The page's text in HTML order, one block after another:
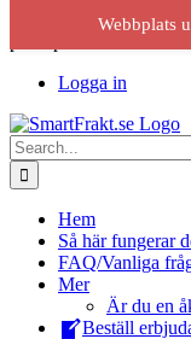
Erbjuder service
Logga in
Search
for:
Hem
Så här fungerar
FAQ/Vanliga
Mer
Är du en
Beställ
Webbplats